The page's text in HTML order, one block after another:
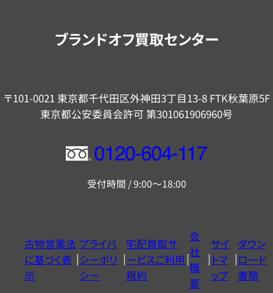
ブランドオフ買取センター
〒101-0021 東京都千代田区外神田3丁目13-8 FTK秋葉原5F
東京都公安委員会許可 第301061906960号
フ
ー
ヤ
ル
0120604117
受付時間 / 9:00～18:00
古物営業法
に基づく表
示
プライバ
シーポリ
シー
宅配買取サ
ービスご利用
規約
会
社
概
要
サイ
トマ
ップ
ダウン
ロード
書類